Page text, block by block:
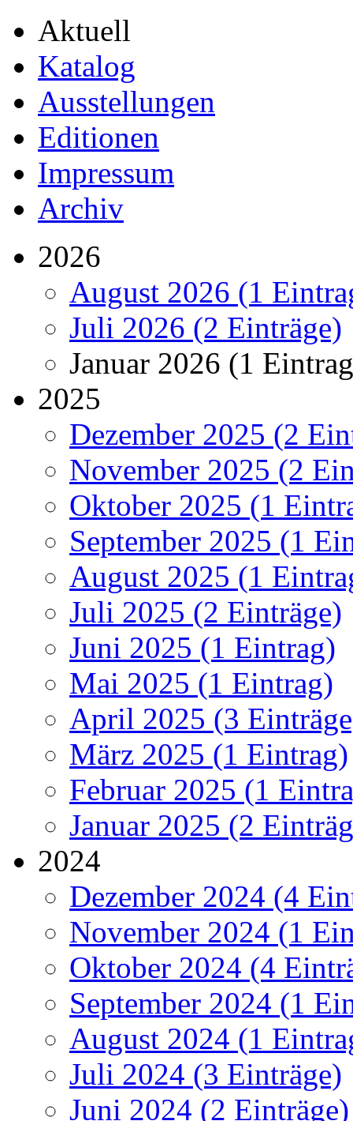
Aktuell
Katalog
Ausstellungen
Editionen
Impressum
Archiv
2026
August 2026 (1
Juli 2026 (2 Einträge)
Januar 2026 (1
2025
Dezember 2025 (2
November 2025 (2
Oktober 2025 (1
September 2025 (1
August 2025 (1
Juli 2025 (2 Einträge)
Juni 2025 (1 Eintrag)
Mai 2025 (1 Eintrag)
April 2025 (3
März 2025 (1 Eintrag)
Februar 2025 (1
Januar 2025 (2
2024
Dezember 2024 (4
November 2024 (1
Oktober 2024 (4
September 2024 (1
August 2024 (1
Juli 2024 (3 Einträge)
Juni 2024 (2 Einträge)